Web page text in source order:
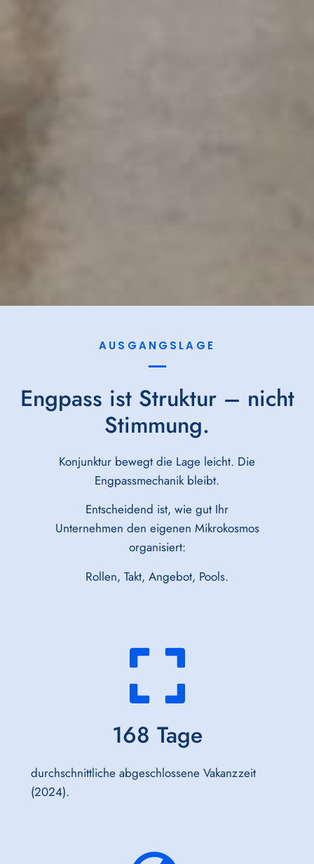
AUSGANGSLAGE
Engpass ist Struktur – nicht
Stimmung.
Konjunktur bewegt die Lage leicht. Die
Engpassmechanik bleibt.
Entscheidend ist, wie gut Ihr
Unternehmen den eigenen Mikrokosmos
organisiert:
Rollen, Takt, Angebot, Pools.
durchschnittliche abgeschlossene Vakanzzeit
(2024).
168 Tage